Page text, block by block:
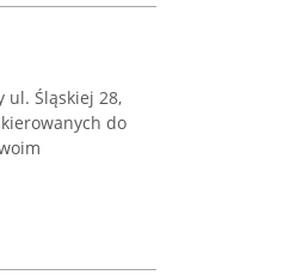
ul. Śląskiej 28,
do